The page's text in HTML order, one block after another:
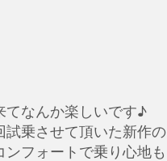
てなんか楽しいです♪
乗させて頂いた新作の
フォートで乗り心地も